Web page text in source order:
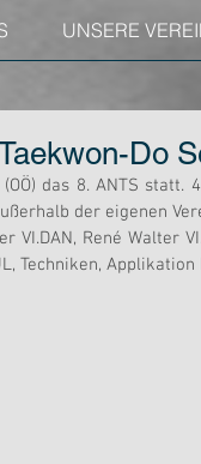
UNSERE
Do
das 8. ANTS statt.
der eigenen
René Walter
Techniken,